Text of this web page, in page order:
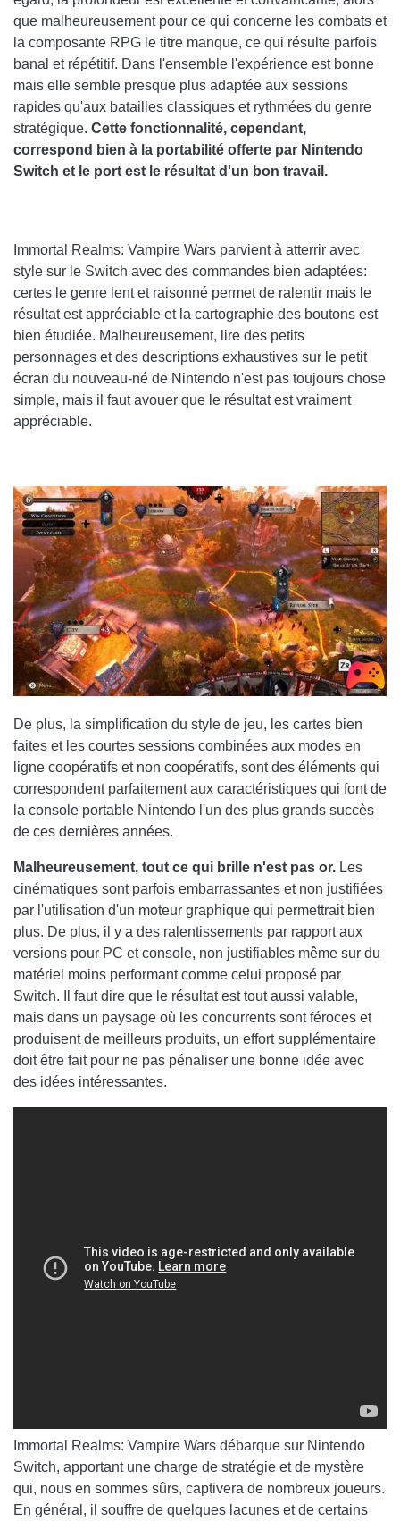
que malheureusement pour ce qui concerne les combats et
la composante RPG le titre manque, ce qui résulte parfois
banal et répétitif. Dans l'ensemble l'expérience est bonne
mais elle semble presque plus adaptée aux sessions
rapides qu'aux batailles classiques et rythmées du genre
stratégique. Cette fonctionnalité, cependant,
correspond bien à la portabilité offerte par Nintendo
Switch et le port est le résultat d'un bon travail.
Immortal Realms: Vampire Wars parvient à atterrir avec
style sur le Switch avec des commandes bien adaptées:
certes le genre lent et raisonné permet de ralentir mais le
résultat est appréciable et la cartographie des boutons est
bien étudiée. Malheureusement, lire des petits
personnages et des descriptions exhaustives sur le petit
écran du nouveau-né de Nintendo n'est pas toujours chose
simple, mais il faut avouer que le résultat est vraiment
appréciable.
De plus, la simplification du style de jeu, les cartes bien
faites et les courtes sessions combinées aux modes en
ligne coopératifs et non coopératifs, sont des éléments qui
correspondent parfaitement aux caractéristiques qui font de
la console portable Nintendo l'un des plus grands succès
de ces dernières années.
Malheureusement, tout ce qui brille n'est pas or. Les
cinématiques sont parfois embarrassantes et non justifiées
par l'utilisation d'un moteur graphique qui permettrait bien
plus. De plus, il y a des ralentissements par rapport aux
versions pour PC et console, non justifiables même sur du
matériel moins performant comme celui proposé par
Switch. Il faut dire que le résultat est tout aussi valable,
mais dans un paysage où les concurrents sont féroces et
produisent de meilleurs produits, un effort supplémentaire
doit être fait pour ne pas pénaliser une bonne idée avec
des idées intéressantes.
Immortal Realms: Vampire Wars débarque sur Nintendo
Switch, apportant une charge de stratégie et de mystère
qui, nous en sommes sûrs, captivera de nombreux joueurs.
En général, il souffre de quelques lacunes et de certains